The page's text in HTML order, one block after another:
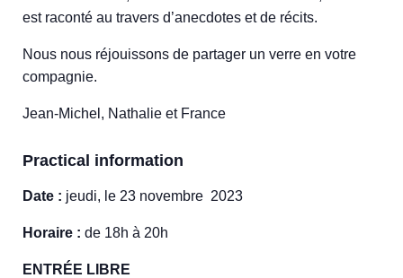
est raconté au travers d’anecdotes et de récits.
Nous nous réjouissons de partager un verre en votre
compagnie.
Jean-Michel, Nathalie et France
Practical information
Date : jeudi, le 23 novembre 2023
Horaire : de 18h à 20h
ENTRÉE LIBRE